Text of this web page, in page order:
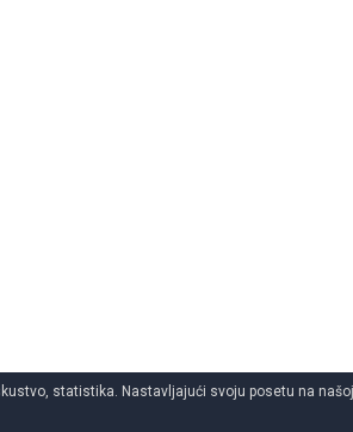
statistika. Nastavljajući svoju posetu na